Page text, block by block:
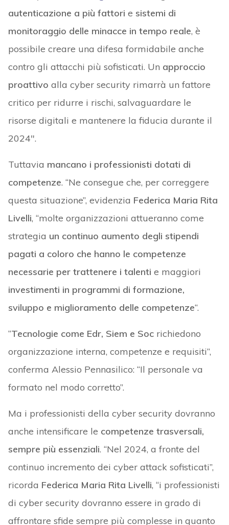
autenticazione a più fattori e sistemi di
monitoraggio delle minacce in tempo reale, è
possibile creare una difesa formidabile anche
contro gli attacchi più sofisticati. Un approccio
proattivo alla cyber security rimarrà un fattore
critico per ridurre i rischi, salvaguardare le
risorse digitali e mantenere la fiducia durante il
2024″.
Tuttavia mancano i professionisti dotati di
competenze. “Ne consegue che, per correggere
questa situazione”, evidenzia Federica Maria Rita
Livelli, “molte organizzazioni attueranno come
strategia un continuo aumento degli stipendi
pagati a coloro che hanno le competenze
necessarie per trattenere i talenti e maggiori
investimenti in programmi di formazione,
sviluppo e miglioramento delle competenze“.
“Tecnologie come Edr, Siem e Socrichiedono
organizzazione interna, competenze e requisiti”,
conferma Alessio Pennasilico: “Il personale va
formato nel modo corretto”.
Ma i professionisti della cyber security dovranno
anche intensificare le competenze trasversali,
sempre più essenziali. “Nel 2024, a fronte del
continuo incremento dei cyber attack sofisticati”,
ricorda Federica Maria Rita Livelli, “i professionisti
di cyber security dovranno essere in grado di
affrontare sfide sempre più complesse in quanto